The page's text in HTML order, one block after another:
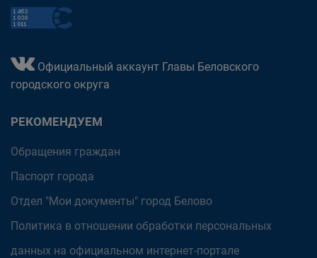
Официальный аккаунт Главы Беловского
городского округа
РЕКОМЕНДУЕМ
Обращения граждан
Паспорт города
Отдел "Мои документы" город Белово
Политика в отношении обработки персональных
данных на официальном интернет-портале